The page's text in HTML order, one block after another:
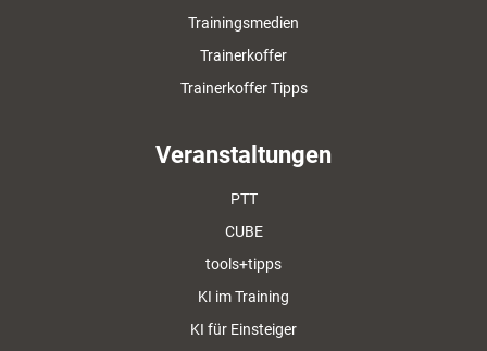
Trainingsmedien
Trainerkoffer
Trainerkoffer Tipps
Veranstaltungen
PTT
CUBE
tools+tipps
KI im Training
KI für Einsteiger